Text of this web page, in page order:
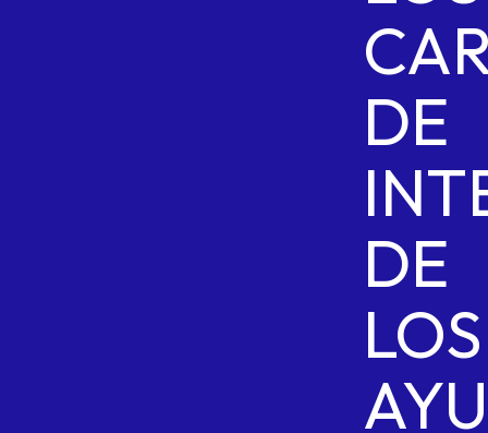
DE
DE
LOS